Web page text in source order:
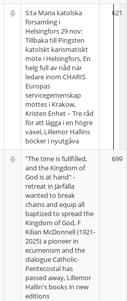
S:ta Maria katolska
församling i
Helsingfors 29 nov:
Tillbaka till Pingsten
katolskt karismatiskt
möte i Helsingfors, En
helg full av nåd när
ledare inom CHARIS
Europas
servicegemenskap
möttes i Krakow,
Kristen Enhet – Tre råd
för att lägga i en högre
växel, Lillemor Hallins
böcker i nyutgåva
621
"The time is fullfilled,
and the Kingdom of
God is at hand" -
retreat in Järfälla
wanted to break
chains and equip all
baptized to spread the
Kingdom of God, F
Kilian McDonnell (1921-
2025) a pioneer in
ecumenism and the
dialogue Catholic-
Pentecostal has
passed away, Lillemor
Hallin's books in new
editions
699